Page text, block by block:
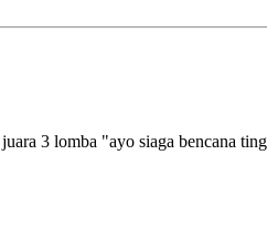
3 lomba "ayo siaga bencana